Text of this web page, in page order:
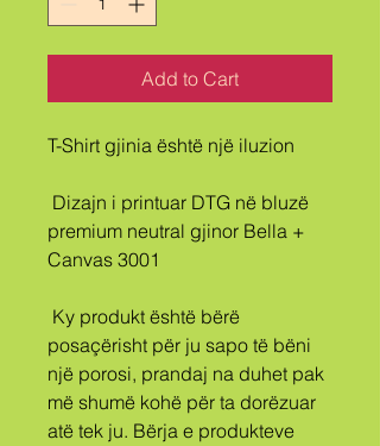
Add to Cart
T-Shirt gjinia është një iluzion
premium neutral gjinor Bella +
Canvas 3001
posaçërisht për ju sapo të bëni
një porosi, prandaj na duhet pak
më shumë kohë për ta dorëzuar
atë tek ju. Bërja e produkteve